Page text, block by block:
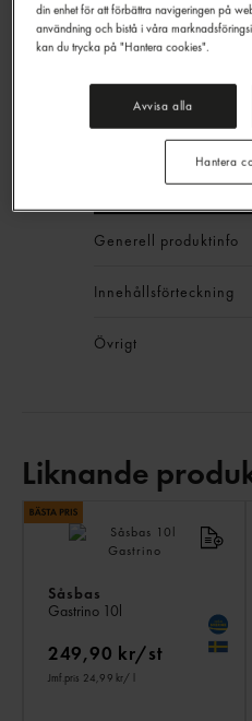
Jmf.pris :
EAN:
Generell produktinfo
Innehållsförteckning
Övrigt
Liknande
Såsbas
Gastrino 10l
249,90 kr/st
Jmf.pris 24,99 kr/ l
din enhet för att förbättra navigeringen på
användning och bistå i våra
kan du trycka på "Hantera cookies".
Avvisa alla
Hantera